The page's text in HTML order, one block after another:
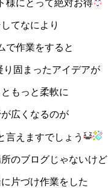
様にとって絶対お得
てなにより
で作業をすると
り固まったアイデアが
ともっと柔軟に
広くなるのが
言えますでしょう
のブログじゃないけど
片づけ作業をした